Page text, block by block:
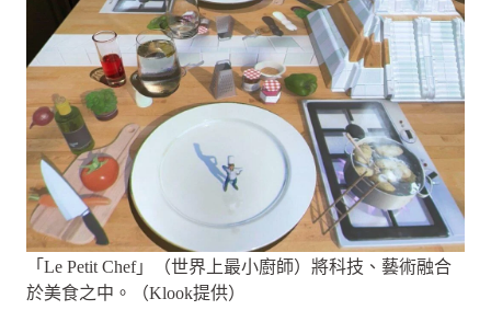
「Le Petit Chef」（世界上最小廚師）將科技、藝術融合
於美食之中。（Klook提供）